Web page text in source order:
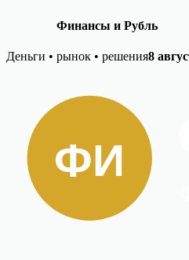
Финансы и Рубль
Skip
Деньги • рынок • решения8